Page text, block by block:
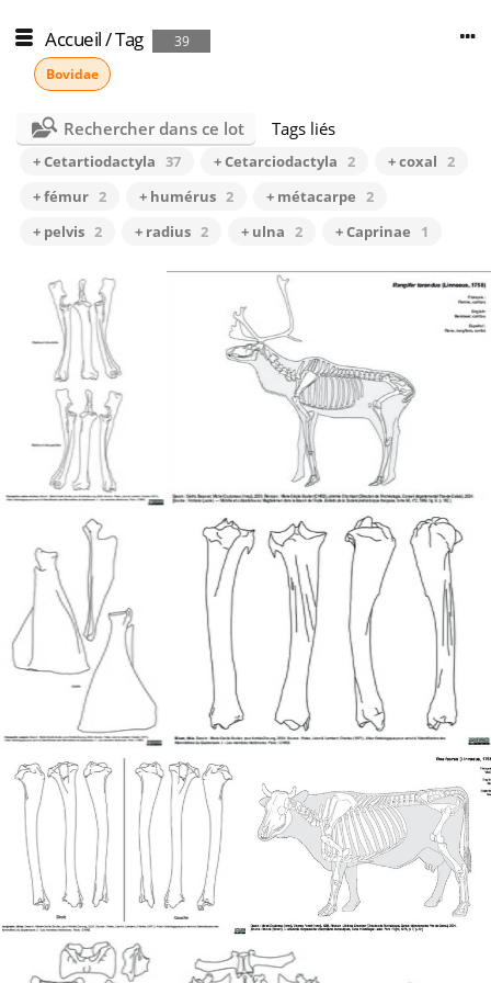
Accueil/Tag
39
Bovidae
Rechercher dans ce lot Tags liés
+ Cetartiodactyla 37 + Cetarciodactyla 2 + coxal 2
+ fémur 2 + humérus 2 + métacarpe 2
+ pelvis 2 + radius 2 + ulna 2 + Caprinae 1